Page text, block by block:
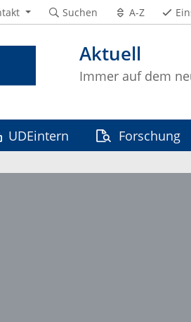
Aktuell
Immer auf dem
Suchen A-Z
UDEintern Forschung